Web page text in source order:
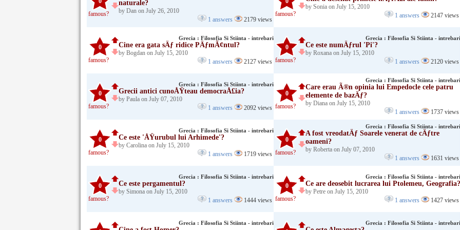
famous?
naturale?
by Dan on July 26, 2010
1 answers
2179 views
famous?
by Sonia on July 15, 2010
1 answers
2147 views
0
famous?
Grecia : Filosofia Si Stiinta - intrebari
Cine era gata sÄƒ ridice PÄƒmÃ¢ntul?
by Bogdan on July 15, 2010
1 answers
2127 views
0
famous?
Grecia : Filosofia Si Stiinta - intrebari
Ce este numÄƒrul 'Pi'?
by Roxana on July 15, 2010
1 answers
2120 views
0
famous?
Grecia : Filosofia Si Stiinta - intrebari
Grecii antici cunoÅŸteau democraÅ£ia?
by Paula on July 07, 2010
1 answers
2092 views
0
famous?
Grecia : Filosofia Si Stiinta - intrebari
Care erau Ã®n opinia lui Empedocle cele patru
elemente de bazÄƒ?
by Diana on July 15, 2010
1 answers
1737 views
0
famous?
Grecia : Filosofia Si Stiinta - intrebari
Ce este 'ÅŸurubul lui Arhimede'?
by Carolina on July 15, 2010
1 answers
1719 views
0
famous?
Grecia : Filosofia Si Stiinta - intrebari
A fost vreodatÄƒ Soarele venerat de cÄƒtre
oameni?
by Roberta on July 07, 2010
1 answers
1631 views
0
famous?
Grecia : Filosofia Si Stiinta - intrebari
Ce este pergamentul?
by Simona on July 15, 2010
1 answers
1444 views
0
famous?
Grecia : Filosofia Si Stiinta - intrebari
Ce are deosebit lucrarea lui Ptolemeu, Geografia?
by Petre on July 15, 2010
1 answers
1427 views
Grecia : Filosofia Si Stiinta - intrebari Grecia : Filosofia Si Stiinta - intrebari